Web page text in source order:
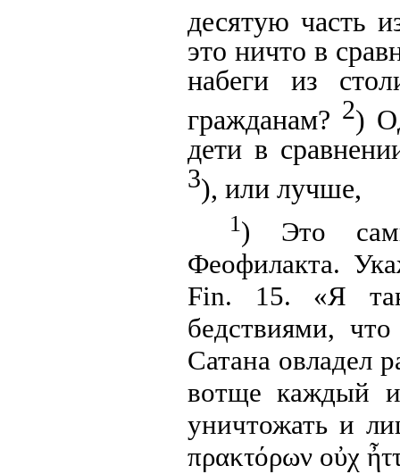
десятую часть
это ничто в
набеги из
гражданам? 2)
дети в
3), или лучше,
1) Это
Феофилакта.
Fin. 15. «Я
бедствиями,
Сатана овладел
вотще каждый
уничтожать и
πρακτόρων οὐχ